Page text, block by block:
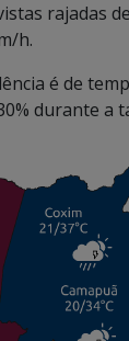
rajadas
h.
é de
durante a